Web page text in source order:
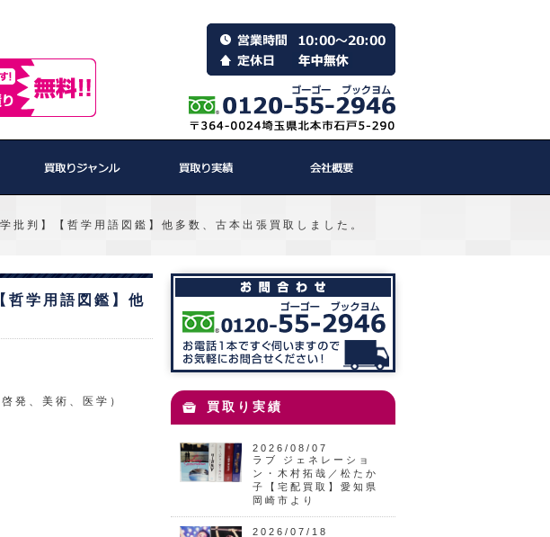
判】【哲学用語図鑑】他多数、古本出張買取しました。
学用語図鑑】他
発、美術、医学）
買取り実績
2026/08/07
ラブ ジェネレーショ
ン・木村拓哉／松たか
子【宅配買取】愛知県
岡崎市より
2026/07/18